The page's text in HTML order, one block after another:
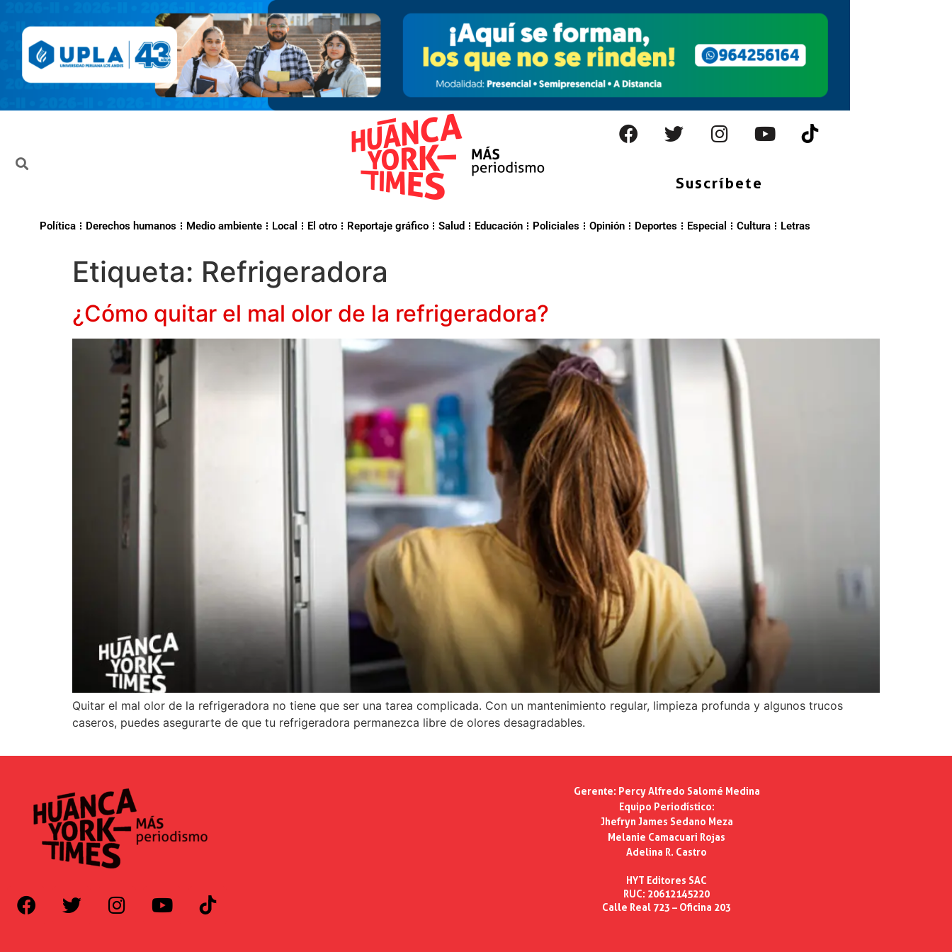
Suscríbete
Política Derechos humanos Medio ambiente Local El otro Reportaje gráfico Salud Educación Policiales Opinión Deportes Especial Cultura Letras
Etiqueta: Refrigeradora
¿Cómo quitar el mal olor de la refrigeradora?
Quitar el mal olor de la refrigeradora no tiene que ser una tarea complicada. Con un mantenimiento regular, limpieza profunda y algunos trucos
caseros, puedes asegurarte de que tu refrigeradora permanezca libre de olores desagradables.
Gerente: Percy Alfredo Salomé Medina
Equipo Periodístico:
Jhefryn James Sedano Meza
Melanie Camacuari Rojas
Adelina R. Castro
HYT Editores SAC
RUC: 20612145220
Calle Real 723 – Oficina 203